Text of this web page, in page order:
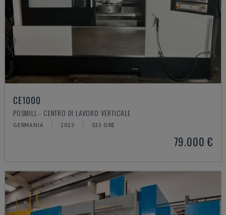
CE1000
POSMILL - CENTRO DI LAVORO VERTICALE
GERMANIA 2023 533 ORE
79.000 €